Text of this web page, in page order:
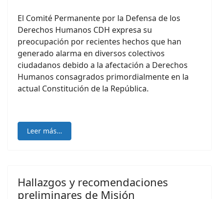
El Comité Permanente por la Defensa de los
Derechos Humanos CDH expresa su
preocupación por recientes hechos que han
generado alarma en diversos colectivos
ciudadanos debido a la afectación a Derechos
Humanos consagrados primordialmente en la
actual Constitución de la República.
Leer más…
Hallazgos y recomendaciones
preliminares de Misión